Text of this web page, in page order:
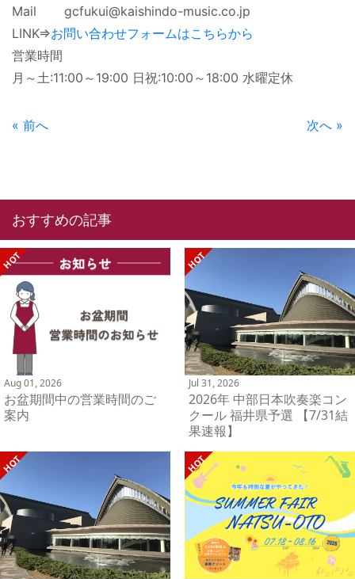
Mail gcfukui@kaishindo-music.co.jp
LINK⇒お問い合わせフォームはこちらから
営業時間
月～土:11:00～19:00 日祝:10:00～18:00 水曜定休
« 前へ 次へ »
おすすめの記事
Aug 01, 2026
お盆期間中の営業時間のご
案内
Jul 31, 2026
2026年 中部日本吹奏楽コン
クール 福井県予選 【7/31結
果速報】